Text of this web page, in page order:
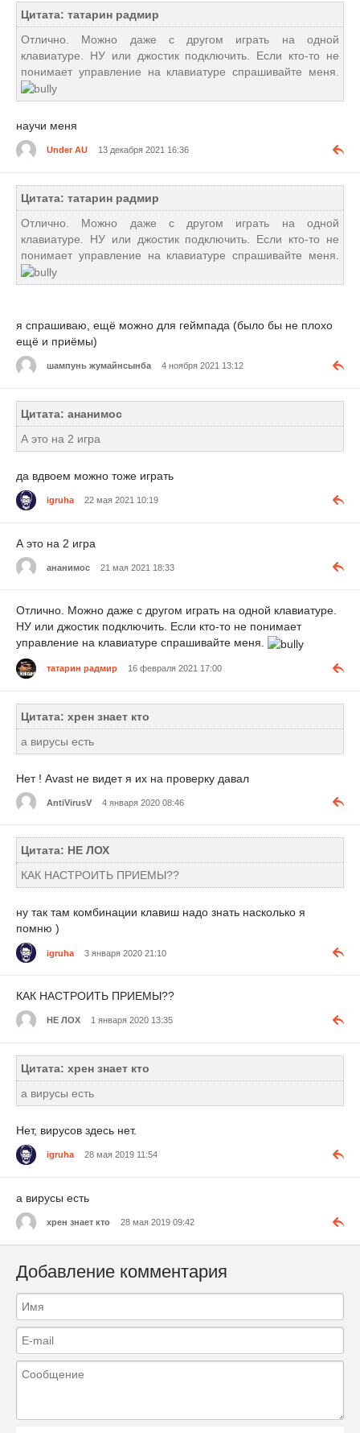
Цитата: татарин радмир
Отлично. Можно даже с другом играть на одной
клавиатуре. НУ или джостик подключить. Если кто-то не
понимает управление на клавиатуре спрашивайте меня.
научи меня
Under AU 13 декабря 2021 16:36
Цитата: татарин радмир
Отлично. Можно даже с другом играть на одной
клавиатуре. НУ или джостик подключить. Если кто-то не
понимает управление на клавиатуре спрашивайте меня.
я спрашиваю, ещё можно для геймпада (было бы не плохо
ещё и приёмы)
шампунь жумайнсынба 4 ноября 2021 13:12
Цитата: ананимос
А это на 2 игра
да вдвоем можно тоже играть
igruha 22 мая 2021 10:19
А это на 2 игра
ананимос 21 мая 2021 18:33
Отлично. Можно даже с другом играть на одной клавиатуре.
НУ или джостик подключить. Если кто-то не понимает
управление на клавиатуре спрашивайте меня.
татарин радмир 16 февраля 2021 17:00
Цитата: хрен знает кто
а вирусы есть
Нет ! Avast не видет я их на проверку давал
AntiVirusV 4 января 2020 08:46
Цитата: НЕ ЛОХ
КАК НАСТРОИТЬ ПРИЕМЫ??
ну так там комбинации клавиш надо знать насколько я
помню )
igruha 3 января 2020 21:10
КАК НАСТРОИТЬ ПРИЕМЫ??
НЕ ЛОХ 1 января 2020 13:35
Цитата: хрен знает кто
а вирусы есть
Нет, вирусов здесь нет.
igruha 28 мая 2019 11:54
а вирусы есть
хрен знает кто 28 мая 2019 09:42
Добавление комментария